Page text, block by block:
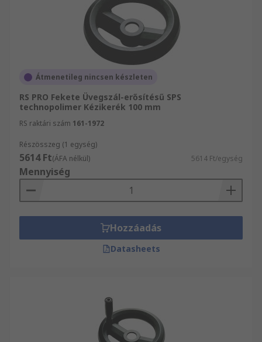
Átmenetileg nincsen készleten
RS PRO Fekete Üvegszál-erősítésű SPS
technopolimer Kézikerék 100 mm
RS raktári szám 161-1972
Részösszeg (1 egység)
5614 Ft(ÁFA nélkül) 5614 Ft/egység
Mennyiség
Hozzáadás
Datasheets